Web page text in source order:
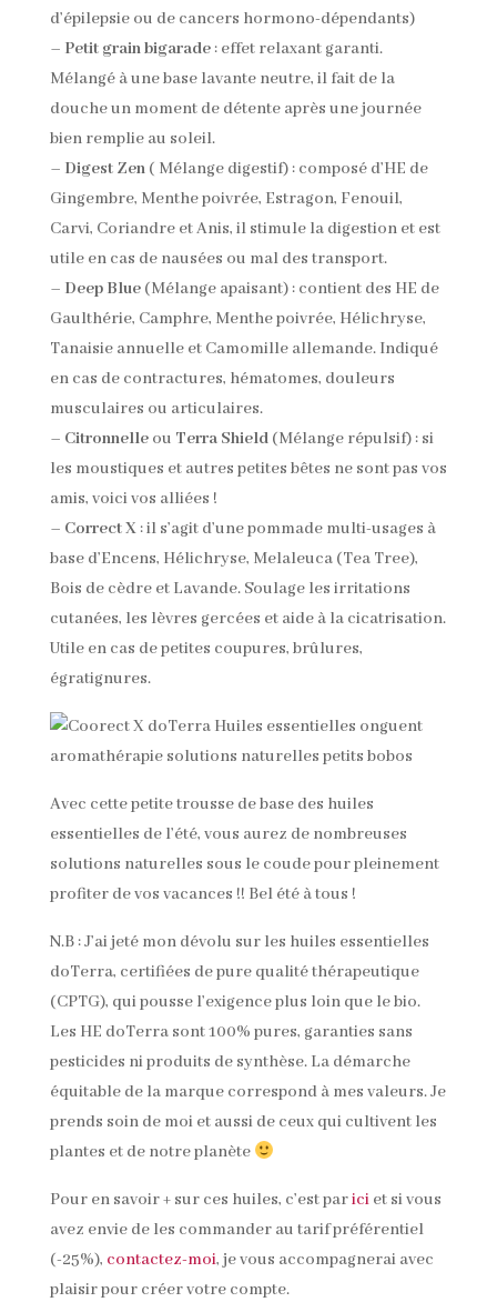
d’épilepsie ou de cancers hormono-dépendants)
– Petit grain bigarade: effet relaxant garanti.
Mélangé à une base lavante neutre, il fait de la
douche un moment de détente après une journée
bien remplie au soleil.
– Digest Zen( Mélange digestif) : composé d’HE de
Gingembre, Menthe poivrée, Estragon, Fenouil,
Carvi, Coriandre et Anis, il stimule la digestion et est
utile en cas de nausées ou mal des transport.
– Deep Blue(Mélange apaisant) : contient des HE de
Gaulthérie, Camphre, Menthe poivrée, Hélichryse,
Tanaisie annuelle et Camomille allemande. Indiqué
en cas de contractures, hématomes, douleurs
musculaires ou articulaires.
– Citronnelleou Terra Shield(Mélange répulsif) : si
les moustiques et autres petites bêtes ne sont pas vos
amis, voici vos alliées !
– Correct X: il s’agit d’une pommade multi-usages à
base d’Encens, Hélichryse, Melaleuca (Tea Tree),
Bois de cèdre et Lavande. Soulage les irritations
cutanées, les lèvres gercées et aide à la cicatrisation.
Utile en cas de petites coupures, brûlures,
égratignures.
Avec cette petite trousse de base des huiles
essentielles de l’été, vous aurez de nombreuses
solutions naturelles sous le coude pour pleinement
profiter de vos vacances !! Bel été à tous !
N.B : J’ai jeté mon dévolu sur les huiles essentielles
doTerra, certifiées de pure qualité thérapeutique
(CPTG), qui pousse l’exigence plus loin que le bio.
Les HE doTerra sont 100% pures, garanties sans
pesticides ni produits de synthèse. La démarche
équitable de la marque correspond à mes valeurs. Je
prends soin de moi et aussi de ceux qui cultivent les
plantes et de notre planète
Pour en savoir + sur ces huiles, c’est pariciet si vous
avez envie de les commander au tarif préférentiel
(-25%), contactez-moi, je vous accompagnerai avec
plaisir pour créer votre compte.